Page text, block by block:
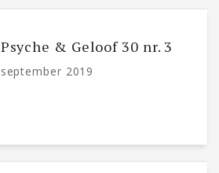
Psyche & Geloof 30 nr. 3
september 2019